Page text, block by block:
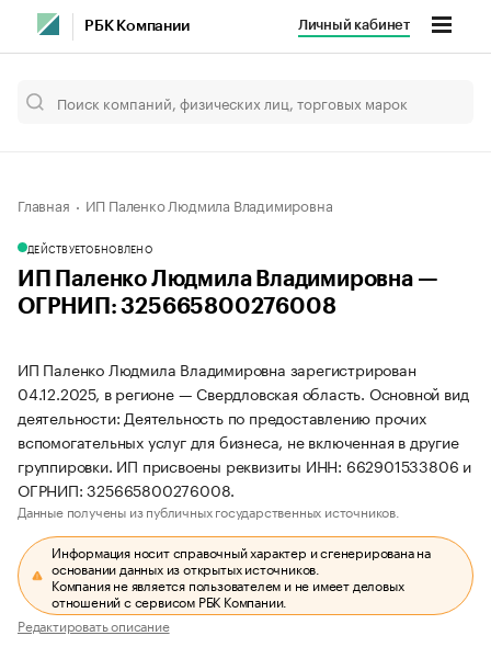
РБК Компании Личный кабинет
Главная ИП Паленко Людмила Владимировна
ДЕЙСТВУЕТОБНОВЛЕНО
ИП Паленко Людмила Владимировна —
ОГРНИП: 325665800276008
ИП Паленко Людмила Владимировна зарегистрирован
04.12.2025, в регионе — Свердловская область. Основной вид
деятельности: Деятельность по предоставлению прочих
вспомогательных услуг для бизнеса, не включенная в другие
группировки. ИП присвоены реквизиты ИНН: 662901533806 и
ОГРНИП: 325665800276008.
Данные получены из публичных государственных источников.
Информация носит справочный характер и сгенерирована на
основании данных из открытых источников.
Компания не является пользователем и не имеет деловых
отношений с сервисом РБК Компании.
Редактировать описание